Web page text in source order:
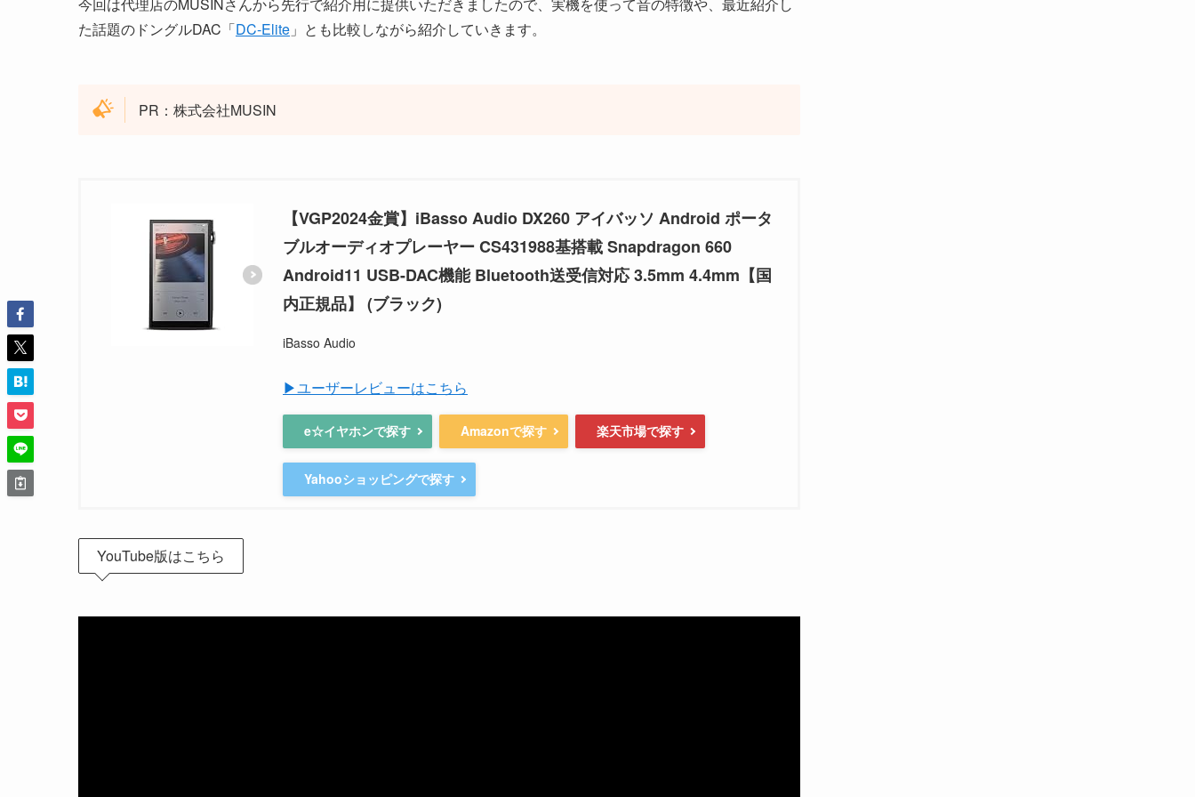
た話題のドングルDAC「DC-Elite 」とも比較しながら紹介していきます。
PR：株式会社MUSIN
【VGP2024金賞】iBasso Audio DX260 アイバッソ Android ポータ
ブルオーディオプレーヤー CS431988基搭載 Snapdragon 660
Android11 USB-DAC機能 Bluetooth送受信対応 3.5mm 4.4mm【国
内正規品】 (ブラック)
iBasso Audio
▶ユーザーレビューはこちら
e☆イヤホンで探す Amazonで探す 楽天市場で探す
Yahooショッピングで探す
YouTube版はこちら